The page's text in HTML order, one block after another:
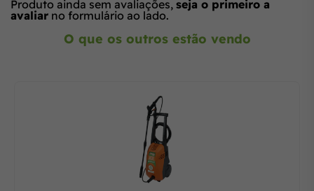
Produto ainda sem avaliações, seja o primeiro a
avaliar no formulário ao lado.
O que os outros estão vendo